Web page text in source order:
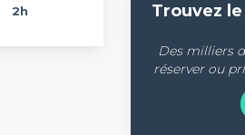
2h
Trouvez
Des milliers
réserver ou